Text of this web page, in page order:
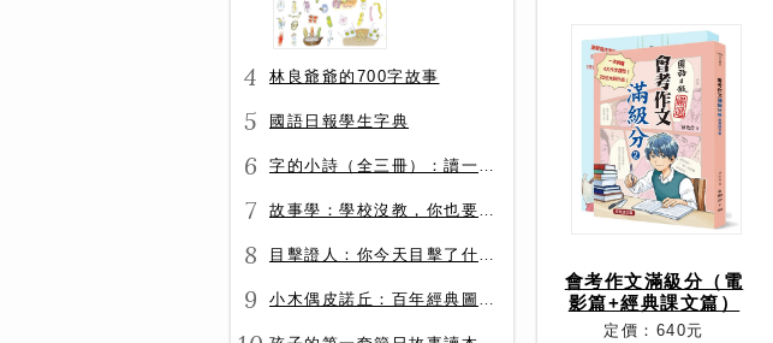
4 林良爺爺的700字故事
5 國語日報學生字典
6 字的小詩（全三冊）：讀一首詩，交一個字朋友（字字小宇宙+字字看心情+字字有意思）
7 故事學：學校沒教，你也要會的表達力
8 目擊證人：你今天目擊了什麼？
9 小木偶皮諾丘：百年經典圖文全譯版
會考作文滿級分（電
影篇+經典課文篇）
定價：640元